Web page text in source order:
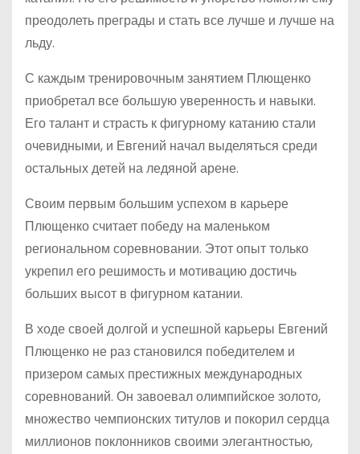
преодолеть преграды и стать все лучше и лучше на
льду.
С каждым тренировочным занятием Плющенко
приобретал все большую уверенность и навыки.
Его талант и страсть к фигурному катанию стали
очевидными, и Евгений начал выделяться среди
остальных детей на ледяной арене.
Своим первым большим успехом в карьере
Плющенко считает победу на маленьком
региональном соревновании. Этот опыт только
укрепил его решимость и мотивацию достичь
больших высот в фигурном катании.
В ходе своей долгой и успешной карьеры Евгений
Плющенко не раз становился победителем и
призером самых престижных международных
соревнований. Он завоевал олимпийское золото,
множество чемпионских титулов и покорил сердца
миллионов поклонников своими элегантностью,